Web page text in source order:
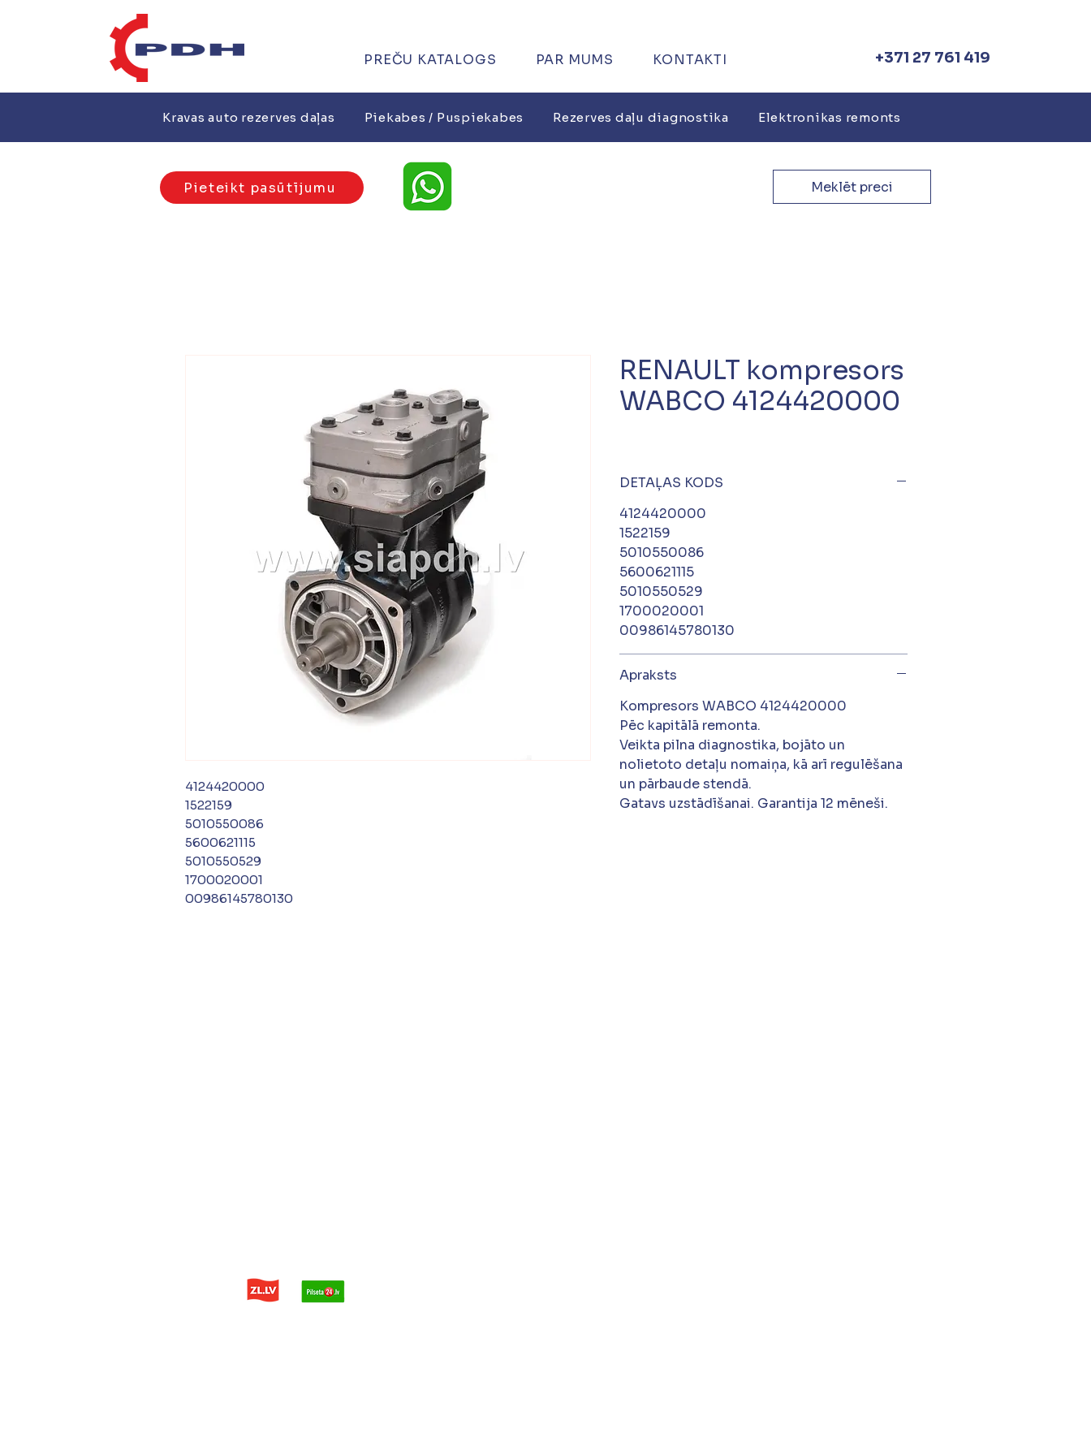
PREČU KATALOGS PAR MUMS KONTAKTI +371 27 761 419
Kravas auto rezerves daļas Piekabes / Puspiekabes Rezerves daļu diagnostika Elektronikas remonts
Pieteikt pasūtījumu Meklēt preci
4124420000
1522159
5010550086
5600621115
5010550529
1700020001
00986145780130
RENAULT kompresors
WABCO 4124420000
DETAĻAS KODS
4124420000
1522159
5010550086
5600621115
5010550529
1700020001
00986145780130
Apraksts
Kompresors WABCO 4124420000
Pēc kapitālā remonta.
Veikta pilna diagnostika, bojāto un
nolietoto detaļu nomaiņa, kā arī regulēšana
un pārbaude stendā.
Gatavs uzstādīšanai. Garantija 12 mēneši.